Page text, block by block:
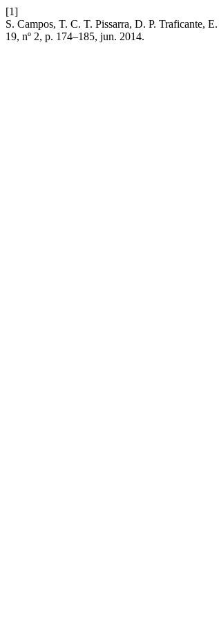
[1]
S. Campos, T. C. T. Pissarra, D. P.
19, nº 2, p. 174–185, jun. 2014.